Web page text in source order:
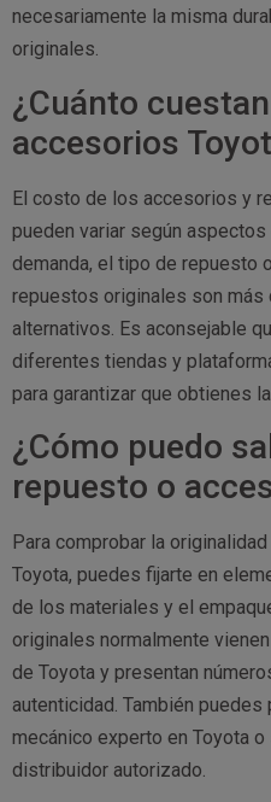
necesariamente la misma
originales.
¿Cuánto
accesorios
El costo de los accesorios y
pueden variar según
demanda, el tipo de repuesto
repuestos originales son
alternativos. Es aconsejable
diferentes tiendas y
para garantizar que obtienes
¿Cómo puedo
repuesto o
Para comprobar la
Toyota, puedes fijarte en
de los materiales y el
originales normalmente
de Toyota y presentan
autenticidad. También puedes
mecánico experto en Toyota
distribuidor autorizado.